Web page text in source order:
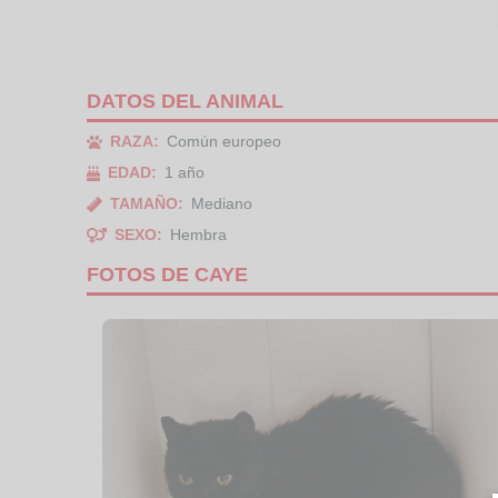
DATOS DEL ANIMAL
RAZA:
Común europeo
EDAD:
1 año
TAMAÑO:
Mediano
SEXO:
Hembra
FOTOS DE CAYE